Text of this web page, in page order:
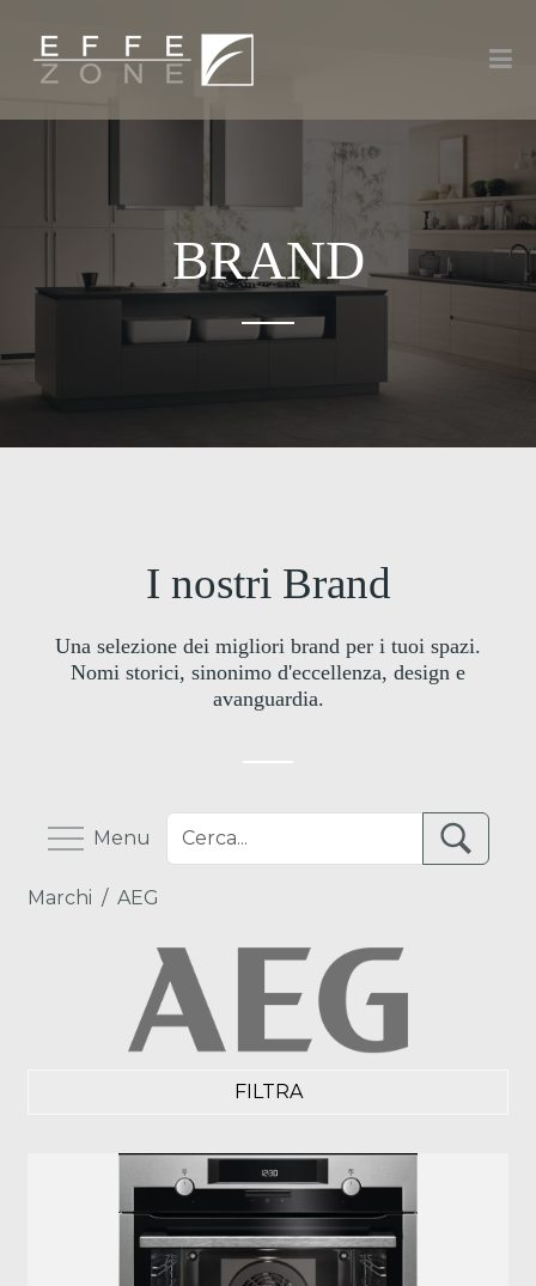
BRAND
I nostri Brand
Una selezione dei migliori brand per i tuoi spazi.
Nomi storici, sinonimo d'eccellenza, design e
avanguardia.